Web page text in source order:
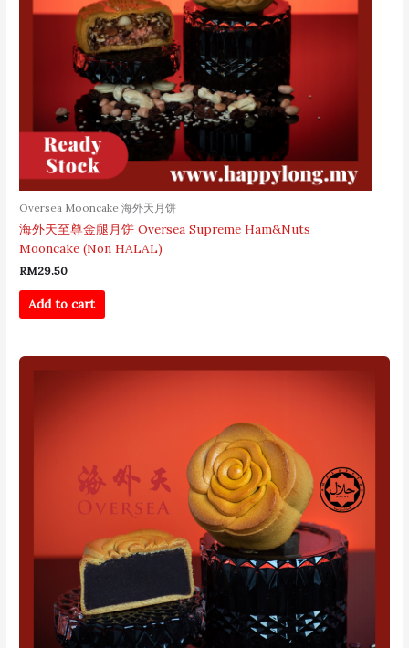
Oversea Mooncake 海外天月饼
海外天至尊金腿月饼 Oversea Supreme Ham&Nuts
Mooncake (Non HALAL)
RM29.50
Add to cart